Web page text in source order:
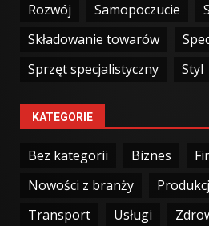
Rozwój
Samopoczucie
Składowanie towarów
Sprzęt specjalistyczny
Styl
KATEGORIE
Bez kategorii Biznes
Nowości z branży
Transport
Usługi